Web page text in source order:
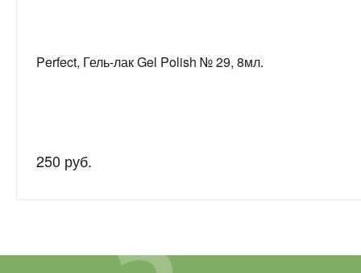
Perfect, Гель-лак Gel Polish № 29, 8мл.
250 руб.